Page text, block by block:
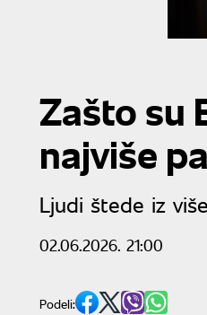
Zašto su
najviše
Ljudi štede iz
02.06.2026. 21:00
Podeli: